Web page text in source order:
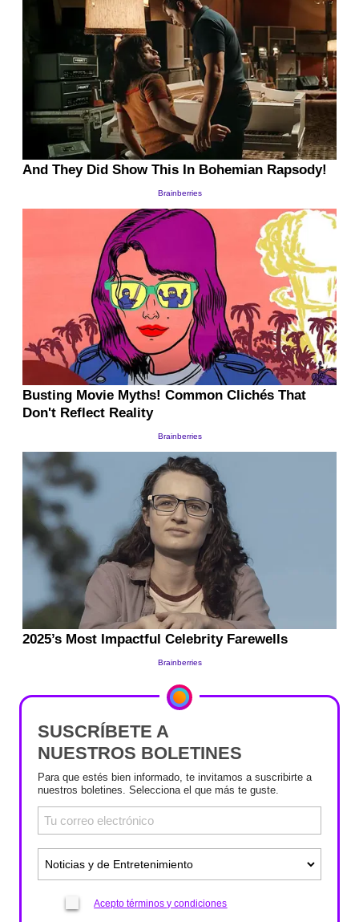
SUSCRÍBETE A
NUESTROS BOLETINES
Para que estés bien informado, te invitamos a suscribirte a
nuestros boletines. Selecciona el que más te guste.
Acepto términos y condiciones